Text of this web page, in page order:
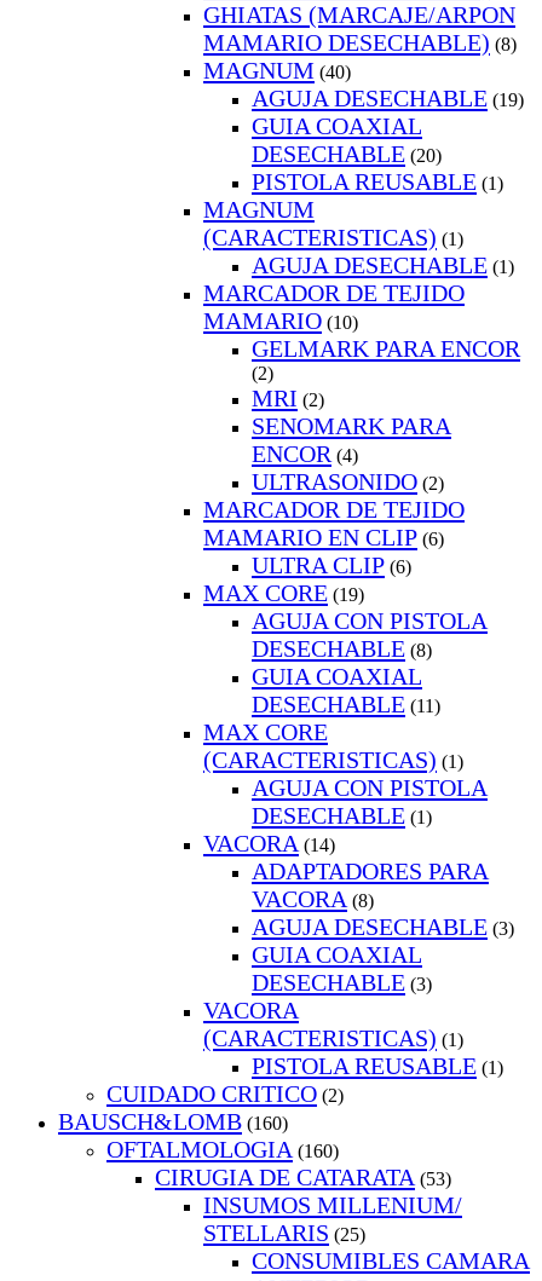
GHIATAS (MARCAJE/ARPON
MAMARIO DESECHABLE) (8)
MAGNUM (40)
AGUJA DESECHABLE (19)
GUIA COAXIAL
DESECHABLE (20)
PISTOLA REUSABLE (1)
MAGNUM
(CARACTERISTICAS) (1)
AGUJA DESECHABLE (1)
MARCADOR DE TEJIDO
MAMARIO (10)
GELMARK PARA ENCOR
(2)
MRI (2)
SENOMARK PARA
ENCOR (4)
ULTRASONIDO (2)
MARCADOR DE TEJIDO
MAMARIO EN CLIP (6)
ULTRA CLIP (6)
MAX CORE (19)
AGUJA CON PISTOLA
DESECHABLE (8)
GUIA COAXIAL
DESECHABLE (11)
MAX CORE
(CARACTERISTICAS) (1)
AGUJA CON PISTOLA
DESECHABLE (1)
VACORA (14)
ADAPTADORES PARA
VACORA (8)
AGUJA DESECHABLE (3)
GUIA COAXIAL
DESECHABLE (3)
VACORA
(CARACTERISTICAS) (1)
PISTOLA REUSABLE (1)
CUIDADO CRITICO (2)
BAUSCH&LOMB (160)
OFTALMOLOGIA (160)
CIRUGIA DE CATARATA (53)
INSUMOS MILLENIUM/
STELLARIS (25)
CONSUMIBLES CAMARA